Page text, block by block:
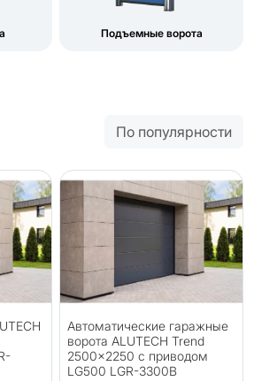
Подъемные ворота
По популярности
Автоматические гаражные
ворота ALUTECH Trend
2500×2250 с приводом
LG500 LGR-3300B